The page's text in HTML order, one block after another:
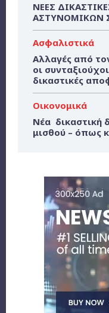
ΝΕΕΣ
ΑΣΤΥΝΟΜΙΚΩΝ
Ασφαλιστικά
Αλλαγές από
οι
δικαστικές
Οικονομικά
Νέα δικαστική
μισθού – όπως